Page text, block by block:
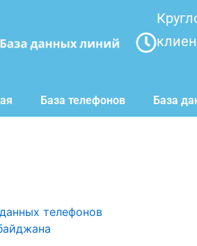
База телефонов База
телефонов